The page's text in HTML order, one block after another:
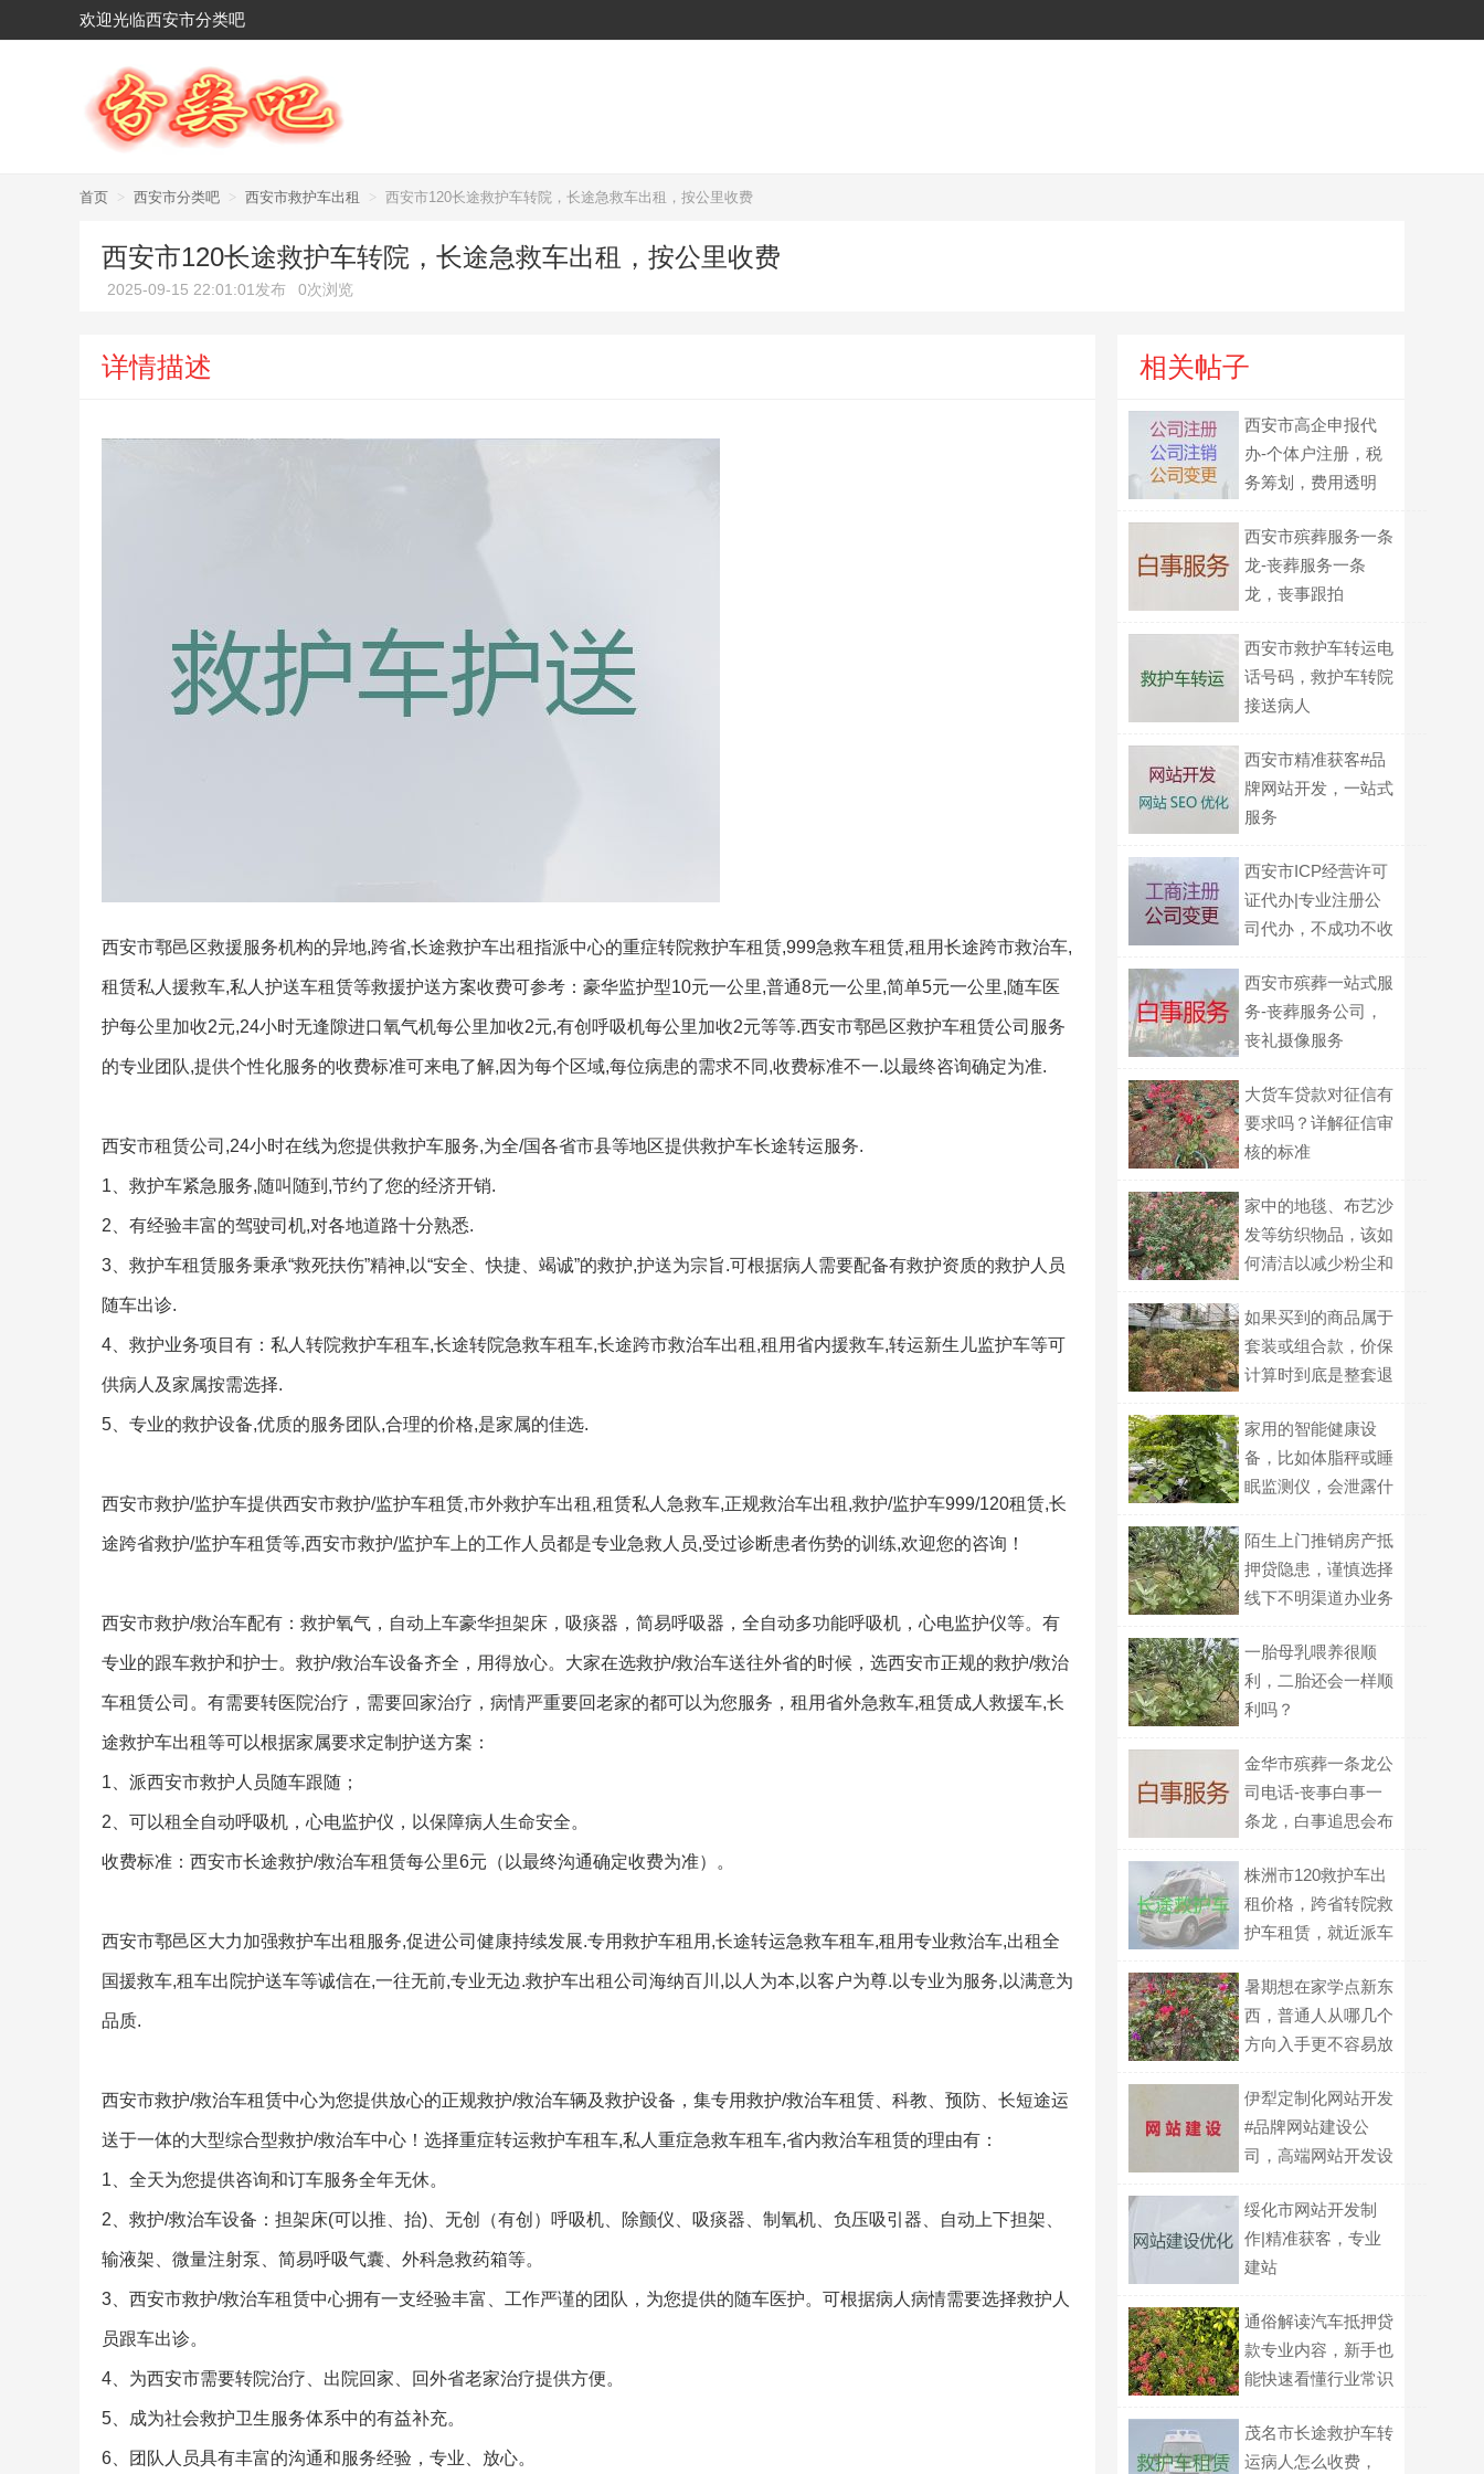
欢迎光临西安市分类吧
首页 > 西安市分类吧 > 西安市救护车出租 > 西安市120长途救护车转院，长途急救车出租，按公里收费
西安市120长途救护车转院，长途急救车出租，按公里收费
2025-09-15 22:01:01发布 0次浏览
详情描述
西安市鄠邑区救援服务机构的异地,跨省,长途救护车出租指派中心的重症转院救护车租赁,999急救车租赁,租用长途跨市救治车,
租赁私人援救车,私人护送车租赁等救援护送方案收费可参考：豪华监护型10元一公里,普通8元一公里,简单5元一公里,随车医
护每公里加收2元,24小时无逢隙进口氧气机每公里加收2元,有创呼吸机每公里加收2元等等.西安市鄠邑区救护车租赁公司服务
的专业团队,提供个性化服务的收费标准可来电了解,因为每个区域,每位病患的需求不同,收费标准不一.以最终咨询确定为准.
西安市租赁公司,24小时在线为您提供救护车服务,为全/国各省市县等地区提供救护车长途转运服务.
1、救护车紧急服务,随叫随到,节约了您的经济开销.
2、有经验丰富的驾驶司机,对各地道路十分熟悉.
3、救护车租赁服务秉承“救死扶伤”精神,以“安全、快捷、竭诚”的救护,护送为宗旨.可根据病人需要配备有救护资质的救护人员
随车出诊.
4、救护业务项目有：私人转院救护车租车,长途转院急救车租车,长途跨市救治车出租,租用省内援救车,转运新生儿监护车等可
供病人及家属按需选择.
5、专业的救护设备,优质的服务团队,合理的价格,是家属的佳选.
西安市救护/监护车提供西安市救护/监护车租赁,市外救护车出租,租赁私人急救车,正规救治车出租,救护/监护车999/120租赁,长
途跨省救护/监护车租赁等,西安市救护/监护车上的工作人员都是专业急救人员,受过诊断患者伤势的训练,欢迎您的咨询！
西安市救护/救治车配有：救护氧气，自动上车豪华担架床，吸痰器，简易呼吸器，全自动多功能呼吸机，心电监护仪等。有
专业的跟车救护和护士。救护/救治车设备齐全，用得放心。大家在选救护/救治车送往外省的时候，选西安市正规的救护/救治
车租赁公司。有需要转医院治疗，需要回家治疗，病情严重要回老家的都可以为您服务，租用省外急救车,租赁成人救援车,长
途救护车出租等可以根据家属要求定制护送方案：
1、派西安市救护人员随车跟随；
2、可以租全自动呼吸机，心电监护仪，以保障病人生命安全。
收费标准：西安市长途救护/救治车租赁每公里6元（以最终沟通确定收费为准）。
西安市鄠邑区大力加强救护车出租服务,促进公司健康持续发展.专用救护车租用,长途转运急救车租车,租用专业救治车,出租全
国援救车,租车出院护送车等诚信在,一往无前,专业无边.救护车出租公司海纳百川,以人为本,以客户为尊.以专业为服务,以满意为
品质.
西安市救护/救治车租赁中心为您提供放心的正规救护/救治车辆及救护设备，集专用救护/救治车租赁、科教、预防、长短途运
送于一体的大型综合型救护/救治车中心！选择重症转运救护车租车,私人重症急救车租车,省内救治车租赁的理由有：
1、全天为您提供咨询和订车服务全年无休。
2、救护/救治车设备：担架床(可以推、抬)、无创（有创）呼吸机、除颤仪、吸痰器、制氧机、负压吸引器、自动上下担架、
输液架、微量注射泵、简易呼吸气囊、外科急救药箱等。
3、西安市救护/救治车租赁中心拥有一支经验丰富、工作严谨的团队，为您提供的随车医护。可根据病人病情需要选择救护人
员跟车出诊。
4、为西安市需要转院治疗、出院回家、回外省老家治疗提供方便。
5、成为社会救护卫生服务体系中的有益补充。
6、团队人员具有丰富的沟通和服务经验，专业、放心。
相关帖子
西安市高企申报代
办-个体户注册，税
务筹划，费用透明
西安市殡葬服务一条
龙-丧葬服务一条
龙，丧事跟拍
西安市救护车转运电
话号码，救护车转院
接送病人
西安市精准获客#品
牌网站开发，一站式
服务
西安市ICP经营许可
证代办|专业注册公
司代办，不成功不收
西安市殡葬一站式服
务-丧葬服务公司，
丧礼摄像服务
大货车贷款对征信有
要求吗？详解征信审
核的标准
家中的地毯、布艺沙
发等纺织物品，该如
何清洁以减少粉尘和
如果买到的商品属于
套装或组合款，价保
计算时到底是整套退
个比价？
家用的智能健康设
备，比如体脂秤或睡
眠监测仪，会泄露什
陌生上门推销房产抵
押贷隐患，谨慎选择
线下不明渠道办业务
一胎母乳喂养很顺
利，二胎还会一样顺
利吗？
金华市殡葬一条龙公
司电话-丧事白事一
条龙，白事追思会布
株洲市120救护车出
租价格，跨省转院救
护车租赁，就近派车
暑期想在家学点新东
西，普通人从哪几个
方向入手更不容易放
伊犁定制化网站开发
#品牌网站建设公
司，高端网站开发设
绥化市网站开发制
作|精准获客，专业
建站
通俗解读汽车抵押贷
款专业内容，新手也
能快速看懂行业常识
茂名市长途救护车转
运病人怎么收费，